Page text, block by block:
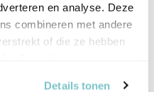
en analyse. Deze
combineren met andere
of die ze hebben
Details tonen